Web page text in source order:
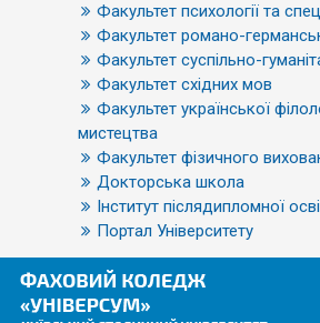
Факультет психології та
Факультет романо-
Факультет суспільно-
Факультет східних мов
Факультет української
мистецтва
Факультет фізичного
Докторська школа
Інститут післядипломної
Портал Університету